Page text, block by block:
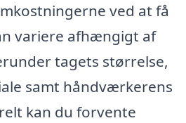
ved at få
variere afhængigt af
tagets størrelse,
samt håndværkerens
kan du forvente